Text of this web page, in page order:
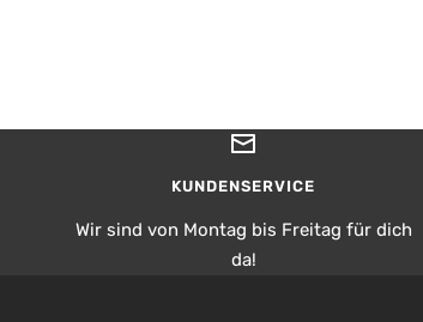
KUNDENSERVICE
Wir sind von Montag bis Freitag für dich
da!